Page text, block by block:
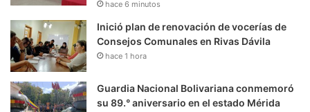
hace 6 minutos
Inició plan de renovación de vocerías de
Consejos Comunales en Rivas Dávila
hace 1 hora
Guardia Nacional Bolivariana conmemoró
su 89.° aniversario en el estado Mérida